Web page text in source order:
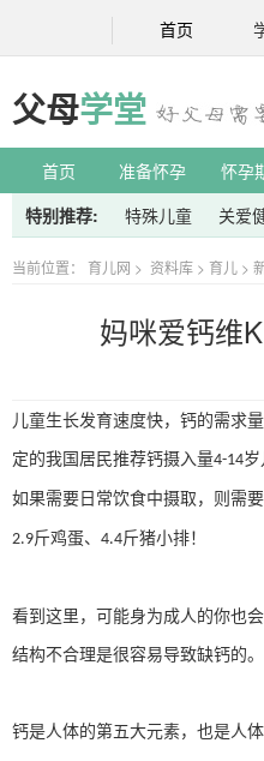
首页
父母学堂
首页 准备怀孕 怀孕
特别推荐:
特殊儿童 关爱
当前位置： 育儿网 > 资料库 > 育儿 >
妈咪爱钙维
儿童生长发育速度快，钙的需求
定的我国居民推荐钙摄入量4-14
如果需要日常饮食中摄取，则需
2.9斤鸡蛋、 4.4斤猪小排！
看到这里，可能身为成人的你也
结构不合理是很容易导致缺钙的。
钙是人体的第五大元素，也是人